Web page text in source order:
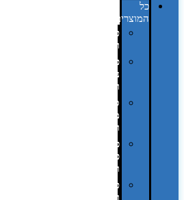
כל
המוצרים
טכנולוגיה
וגאדג'טים
פנאי,
נופש
ונסיעות
סביבת
משרד
ופרימיום
כלים,
פנסים
ורכב
טקסטיל
וחורף